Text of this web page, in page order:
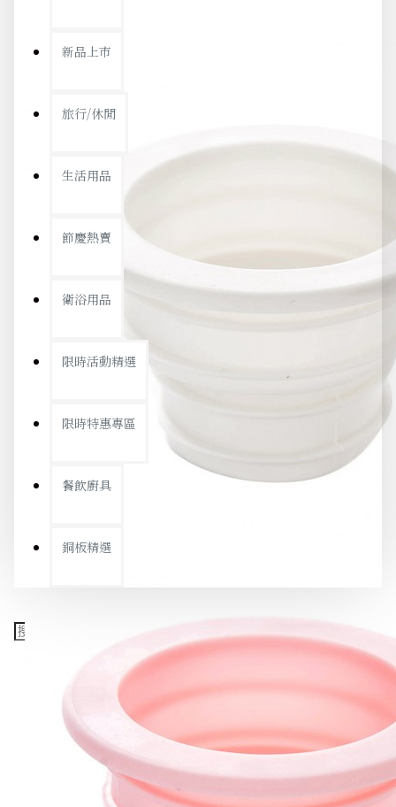
新品上市
旅行/休閒
生活用品
節慶熱賣
衛浴用品
限時活動精選
限時特惠專區
餐飲廚具
銅板精選